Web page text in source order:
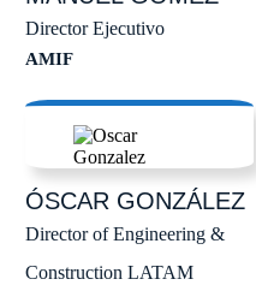
Director Ejecutivo
AMIF
ÓSCAR GONZÁLEZ
Director of Engineering &
Construction LATAM